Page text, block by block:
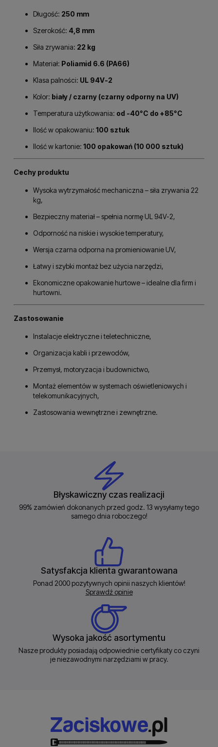
Długość: 250 mm
Szerokość: 4,8 mm
Siła zrywania: 22 kg
Materiał: Poliamid 6.6 (PA66)
Klasa palności: UL 94V-2
Kolor: biały / czarny (czarny odporny na UV)
Temperatura użytkowania: od -40°C do +85°C
Ilość w opakowaniu: 100 sztuk
Ilość w kartonie: 100 opakowań (10 000 sztuk)
Cechy produktu
Wysoka wytrzymałość mechaniczna – siła zrywania 22
kg,
Bezpieczny materiał – spełnia normę UL 94V-2,
Odporność na niskie i wysokie temperatury,
Wersja czarna odporna na promieniowanie UV,
Łatwy i szybki montaż bez użycia narzędzi,
Ekonomiczne opakowanie hurtowe – idealne dla firm i
hurtowni.
Zastosowanie
Instalacje elektryczne i teletechniczne,
Organizacja kabli i przewodów,
Przemysł, motoryzacja i budownictwo,
Montaż elementów w systemach oświetleniowych i
telekomunikacyjnych,
Zastosowania wewnętrzne i zewnętrzne.
Błyskawiczny czas realizacji
99% zamówień dokonanych przed godz. 13 wysyłamy tego
samego dnia roboczego!
Satysfakcja klienta gwarantowana
Ponad 2000 pozytywnych opinii naszych klientów!
Sprawdź opinie
Wysoka jakość asortymentu
Nasze produkty posiadają odpowiednie certyfikaty co czyni
je niezawodnymi narzędziami w pracy.